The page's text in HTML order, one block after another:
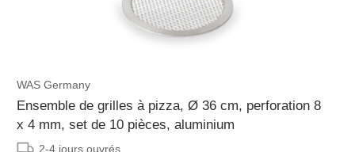
WAS Germany
Ensemble de grilles à pizza, Ø 36 cm, perforation 8
x 4 mm, set de 10 pièces, aluminium
2-4 jours ouvrés